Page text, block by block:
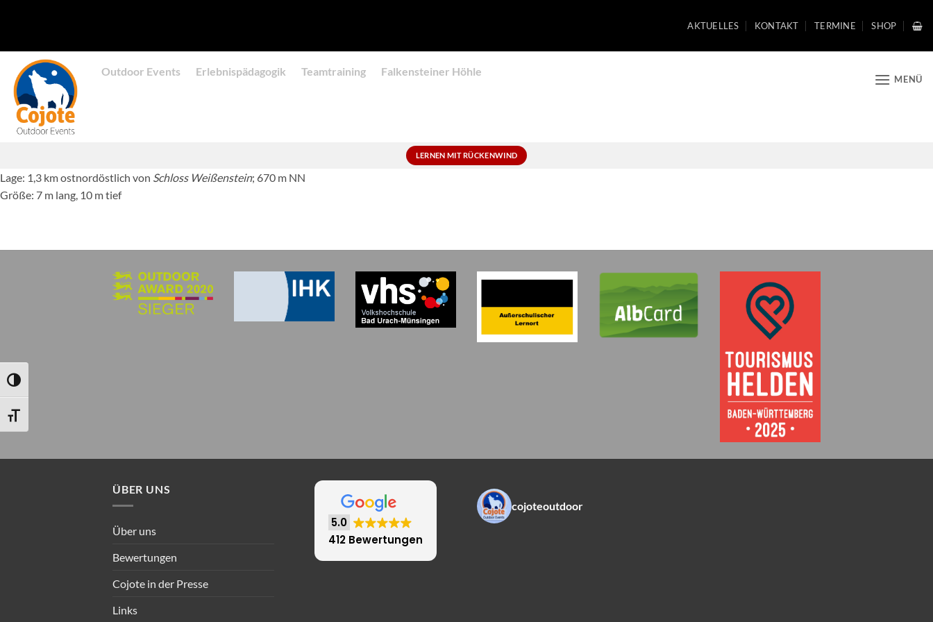
UMSCHALTEN AUF HOHE KONTRASTE
SCHRIFT VERGRÖSSERN
AKTUELLES KONTAKT TERMINE SHOP
Outdoor Events Erlebnispädagogik Teamtraining Falkensteiner Höhle
MENÜ
LERNEN MIT RÜCKENWIND
Lage: 1,3 km ostnordöstlich von Schloss Weißenstein; 670 m NN
Größe: 7 m lang, 10 m tief
ÜBER UNS
Über uns
Bewertungen
Cojote in der Presse
Links
5.0
412 Bewertungen
cojoteoutdoor